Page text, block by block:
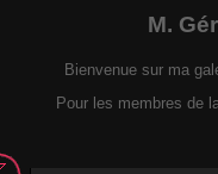
M.
Bienvenue sur ma
Pour les membres de